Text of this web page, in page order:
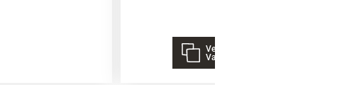
Verschiedene
Varianten